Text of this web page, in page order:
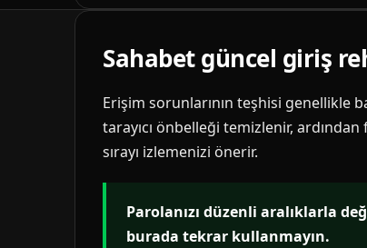
Sahabet güncel giriş
Erişim sorunlarının teşhisi genellikle
tarayıcı önbelleği temizlenir,
sırayı izlemenizi önerir.
Parolanızı düzenli aralıklarla
burada tekrar kullanmayın.